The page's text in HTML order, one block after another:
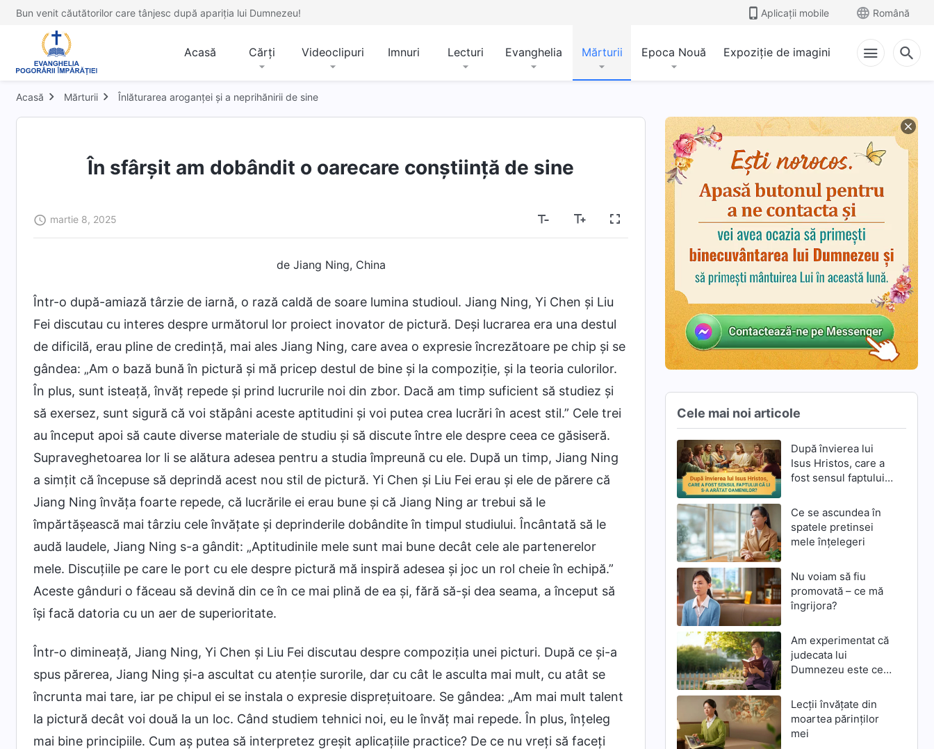
Bun venit căutătorilor care tânjesc după apariția lui Dumnezeu! Aplicații mobile Română
Acasă Cărți Videoclipuri Imnuri Lecturi Evanghelia Mărturii Epoca Nouă Expoziție de imagini
Acasă Mărturii Înlăturarea aroganței și a neprihănirii de sine
În sfârșit am dobândit o oarecare conștiință de sine
martie 8, 2025
de Jiang Ning, China
Într-o după-amiază târzie de iarnă, o rază caldă de soare lumina studioul. Jiang Ning, Yi Chen și Liu
Fei discutau cu interes despre următorul lor proiect inovator de pictură. Deși lucrarea era una destul
de dificilă, erau pline de credință, mai ales Jiang Ning, care avea o expresie încrezătoare pe chip și se
gândea: „Am o bază bună în pictură și mă pricep destul de bine și la compoziție, și la teoria culorilor.
În plus, sunt isteață, învăț repede și prind lucrurile noi din zbor. Dacă am timp suficient să studiez și
să exersez, sunt sigură că voi stăpâni aceste aptitudini și voi putea crea lucrări în acest stil.” Cele trei
au început apoi să caute diverse materiale de studiu și să discute între ele despre ceea ce găsiseră.
Supraveghetoarea lor li se alătura adesea pentru a studia împreună cu ele. După un timp, Jiang Ning
a simțit că începuse să deprindă acest nou stil de pictură. Yi Chen și Liu Fei erau și ele de părere că
Jiang Ning învăța foarte repede, că lucrările ei erau bune și că Jiang Ning ar trebui să le
împărtășească mai târziu cele învățate și deprinderile dobândite în timpul studiului. Încântată să le
audă laudele, Jiang Ning s-a gândit: „Aptitudinile mele sunt mai bune decât cele ale partenerelor
mele. Discuțiile pe care le port cu ele despre pictură mă inspiră adesea și joc un rol cheie în echipă.”
Aceste gânduri o făceau să devină din ce în ce mai plină de ea și, fără să-și dea seama, a început să
își facă datoria cu un aer de superioritate.
Într-o dimineață, Jiang Ning, Yi Chen și Liu Fei discutau despre compoziția unei picturi. După ce și-a
spus părerea, Jiang Ning și-a ascultat cu atenție surorile, dar cu cât le asculta mai mult, cu atât se
încrunta mai tare, iar pe chipul ei se instala o expresie disprețuitoare. Se gândea: „Am mai mult talent
la pictură decât voi două la un loc. Când studiem tehnici noi, eu le învăț mai repede. În plus, înțeleg
mai bine principiile. Cum aș putea să interpretez greșit aplicațiile practice? De ce nu vreți să faceți
Cele mai noi articole
După învierea lui
Isus Hristos, care a
fost sensul faptului
oamenilor?
Ce se ascundea în
spatele pretinsei
mele înțelegeri
Nu voiam să fiu
promovată – ce mă
îngrijora?
Am experimentat că
judecata lui
Dumnezeu este cea
Lecții învățate din
moartea părinților
mei